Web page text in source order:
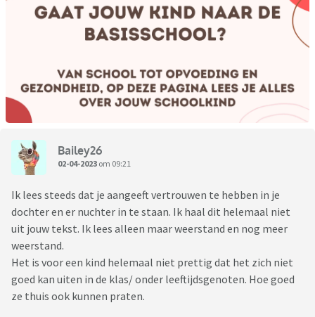
Bailey26
02-04-2023 om 09:21
Ik lees steeds dat je aangeeft vertrouwen te hebben in je
dochter en er nuchter in te staan. Ik haal dit helemaal niet
uit jouw tekst. Ik lees alleen maar weerstand en nog meer
weerstand.
Het is voor een kind helemaal niet prettig dat het zich niet
goed kan uiten in de klas/ onder leeftijdsgenoten. Hoe goed
ze thuis ook kunnen praten.